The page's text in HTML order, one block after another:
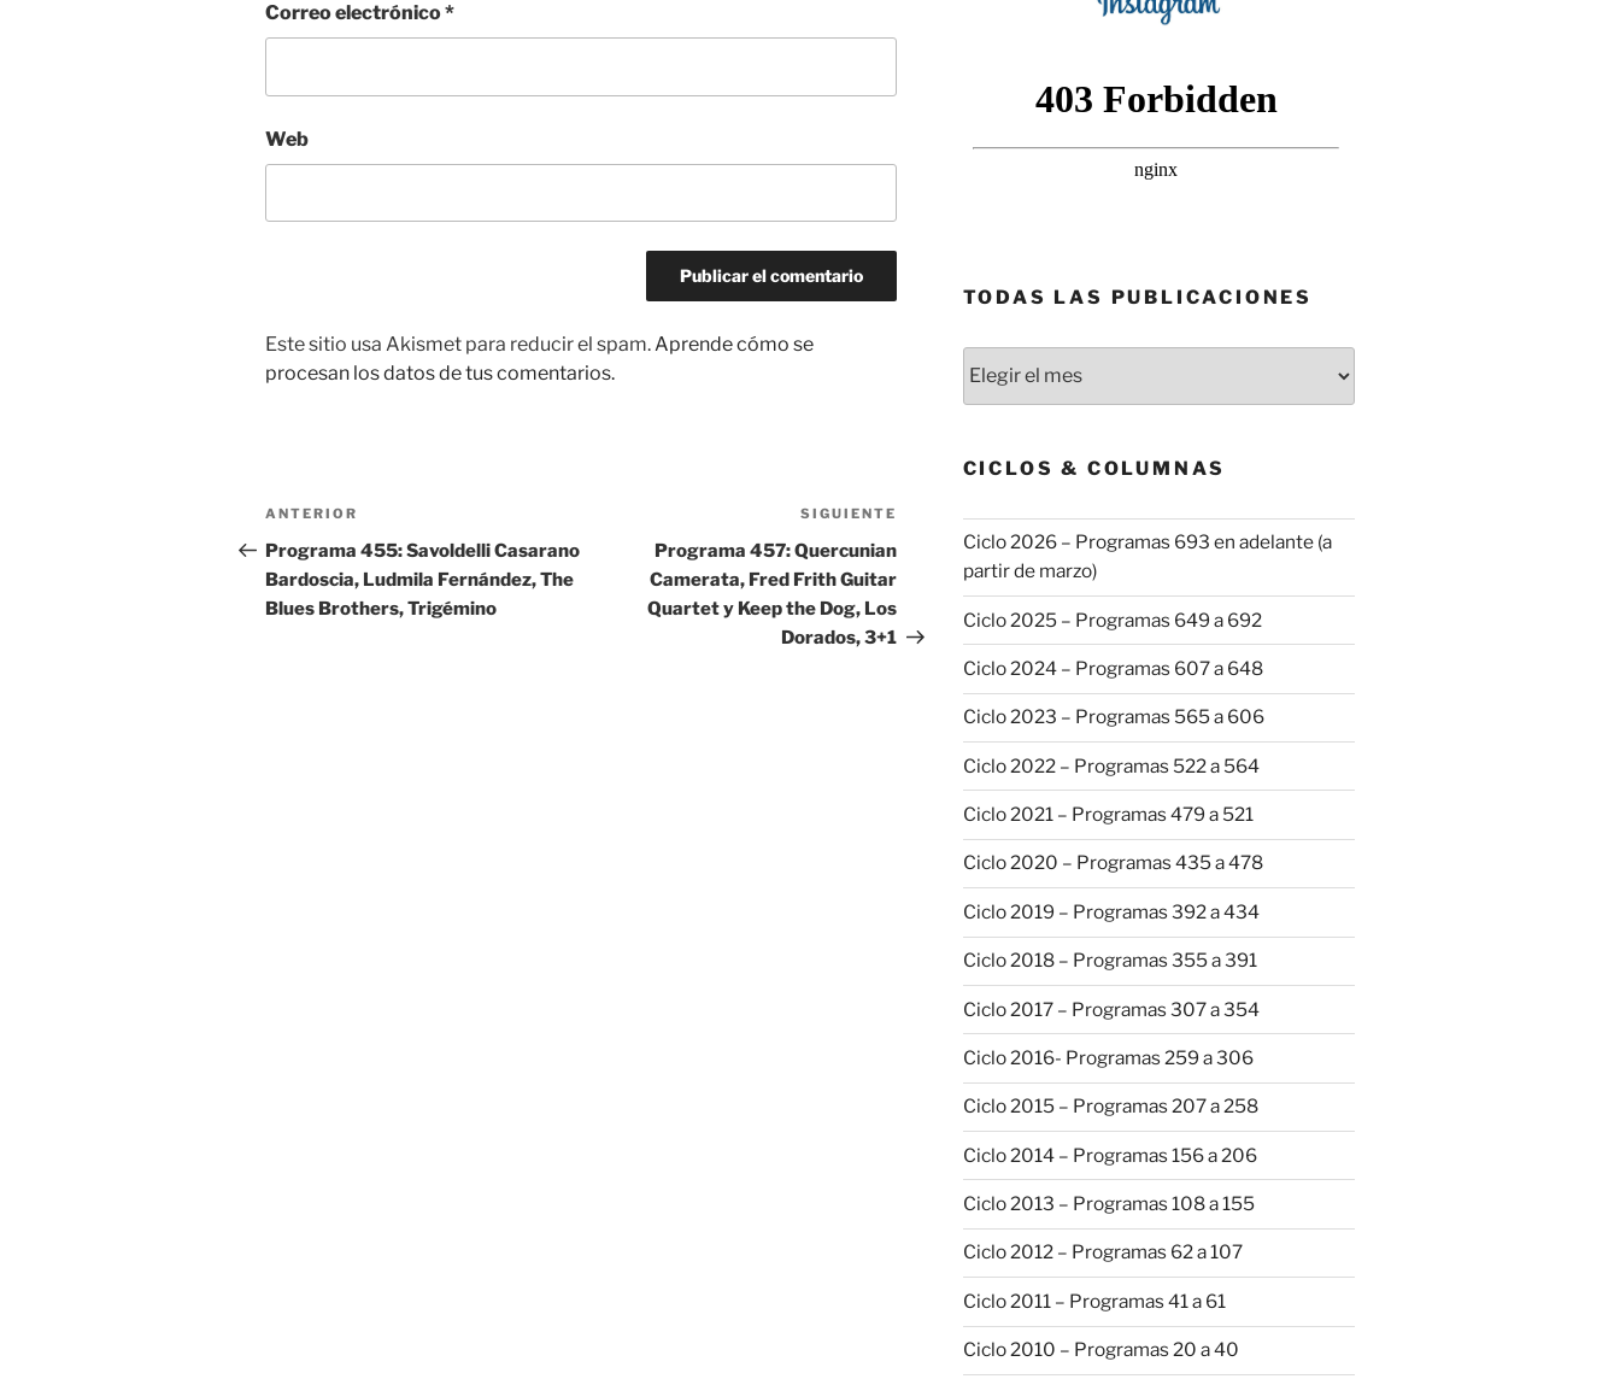
Correo electrónico*
Web
Este sitio usa Akismet para reducir el spam.Aprende cómo se
procesan los datos de tus comentarios.
Navegación
de
entradas
Entrada
anterior:
ANTERIOR
Programa 455: Savoldelli Casarano
Bardoscia, Ludmila Fernández, The
Blues Brothers, Trigémino
Siguiente
entrada
SIGUIENTE
Programa 457: Quercunian
Camerata, Fred Frith Guitar
Quartet y Keep the Dog, Los
Dorados, 3+1
TODAS LAS PUBLICACIONES
las
CICLOS & COLUMNAS
Ciclo 2026 – Programas 693 en adelante (a
partir de marzo)
Ciclo 2025 – Programas 649 a 692
Ciclo 2024 – Programas 607 a 648
Ciclo 2023 – Programas 565 a 606
Ciclo 2022 – Programas 522 a 564
Ciclo 2021 – Programas 479 a 521
Ciclo 2020 – Programas 435 a 478
Ciclo 2019 – Programas 392 a 434
Ciclo 2018 – Programas 355 a 391
Ciclo 2017 – Programas 307 a 354
Ciclo 2016- Programas 259 a 306
Ciclo 2015 – Programas 207 a 258
Ciclo 2014 – Programas 156 a 206
Ciclo 2013 – Programas 108 a 155
Ciclo 2012 – Programas 62 a 107
Ciclo 2011 – Programas 41 a 61
Ciclo 2010 – Programas 20 a 40